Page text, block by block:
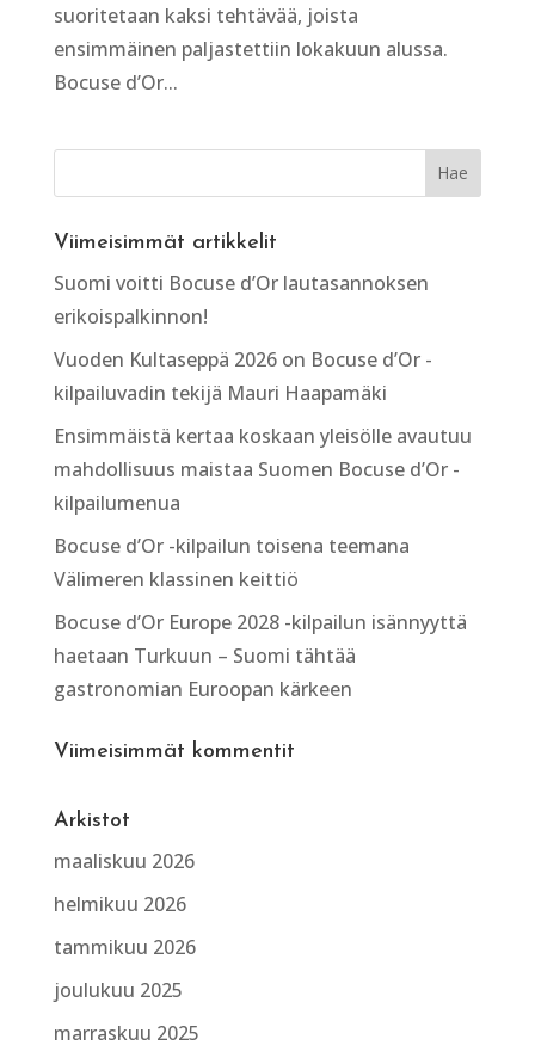
suoritetaan kaksi tehtävää, joista
ensimmäinen paljastettiin lokakuun alussa.
Bocuse d’Or...
Viimeisimmät artikkelit
Suomi voitti Bocuse d’Or lautasannoksen
erikoispalkinnon!
Vuoden Kultaseppä 2026 on Bocuse d’Or -
kilpailuvadin tekijä Mauri Haapamäki
Ensimmäistä kertaa koskaan yleisölle avautuu
mahdollisuus maistaa Suomen Bocuse d’Or -
kilpailumenua
Bocuse d’Or -kilpailun toisena teemana
Välimeren klassinen keittiö
Bocuse d’Or Europe 2028 -kilpailun isännyyttä
haetaan Turkuun – Suomi tähtää
gastronomian Euroopan kärkeen
Viimeisimmät kommentit
Arkistot
maaliskuu 2026
helmikuu 2026
tammikuu 2026
joulukuu 2025
marraskuu 2025